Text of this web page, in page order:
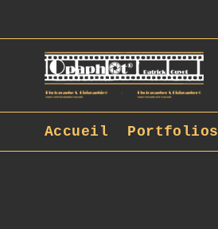
Accueil Portfolios